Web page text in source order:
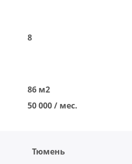
8
86 м2
50 000 / мес.
Тюмень